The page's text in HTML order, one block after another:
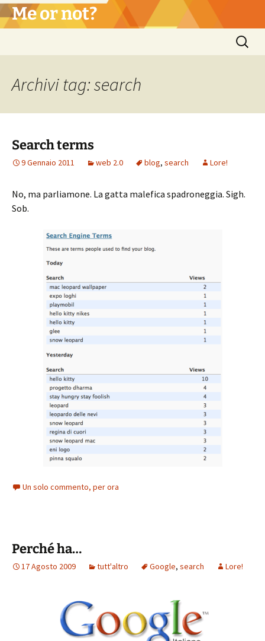
Vai
al Me or not?
Ricerca
per:
Archivi tag: search
Search terms
9 Gennaio 2011 web 2.0 blog, search Lore!
No, ma parliamone. La gatta malefica spadroneggia. Sigh.
Sob.
Un solo commento, per ora
Perché ha…
17 Agosto 2009 tutt'altro Google, search Lore!